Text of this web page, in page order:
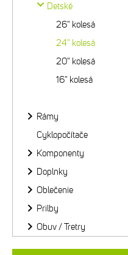
Detské
26" kolesá
24" kolesá
20" kolesá
16" kolesá
Rámy
Cyklopočítače
Komponenty
Doplnky
Oblečenie
Prilby
Obuv / Tretry